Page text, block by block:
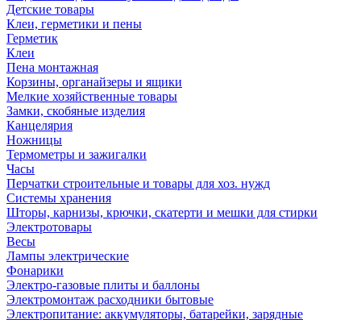
Детские товары
Клеи, герметики и пены
Герметик
Клеи
Пена монтажная
Корзины, органайзеры и ящики
Мелкие хозяйственные товары
Замки, скобяные изделия
Канцелярия
Ножницы
Термометры и зажигалки
Часы
Перчатки строительные и товары для хоз. нужд
Системы хранения
Шторы, карнизы, крючки, скатерти и мешки для стирки
Электротовары
Весы
Лампы электрические
Фонарики
Электро-газовые плиты и баллоны
Электромонтаж расходники бытовые
Электропитание: аккумуляторы, батарейки, зарядные